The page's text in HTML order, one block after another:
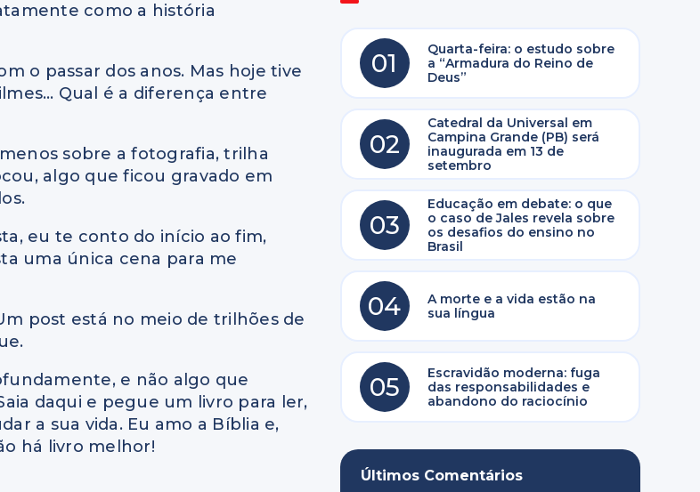
como a história
o passar dos anos. Mas hoje tive
Qual é a diferença entre
sobre a fotografia, trilha
algo que ficou gravado em
eu te conto do início ao fim,
uma única cena para me
post está no meio de trilhões de
e não algo que
daqui e pegue um livro para ler,
a sua vida. Eu amo a Bíblia e,
há livro melhor!
01
Quarta-feira: o estudo sobre
a “Armadura do Reino de
Deus”
02
Catedral da Universal em
Campina Grande (PB) será
inaugurada em 13 de
setembro
03
Educação em debate: o que
o caso de Jales revela sobre
os desafios do ensino no
Brasil
04
A morte e a vida estão na
sua língua
05
Escravidão moderna: fuga
das responsabilidades e
abandono do raciocínio
Últimos Comentários